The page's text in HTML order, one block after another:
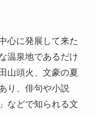
心に発展して来た
温泉地であるだけ
山頭火、文豪の夏
り、俳句や小説
などで知られる文